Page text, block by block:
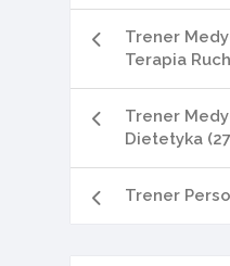
Trener
Terapia
Trener
Dietetyka
Trener